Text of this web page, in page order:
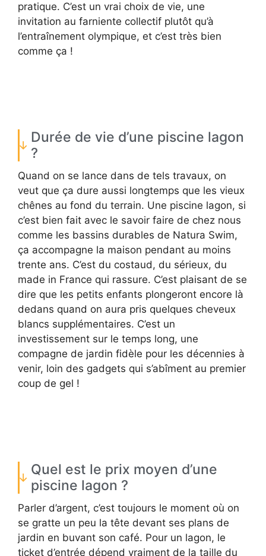
pratique. C’est un vrai choix de vie, une
invitation au farniente collectif plutôt qu’à
l’entraînement olympique, et c’est très bien
comme ça !
Durée de vie d’une piscine lagon
?
Quand on se lance dans de tels travaux, on
veut que ça dure aussi longtemps que les vieux
chênes au fond du terrain. Une piscine lagon, si
c’est bien fait avec le savoir faire de chez nous
comme les bassins durables de Natura Swim,
ça accompagne la maison pendant au moins
trente ans. C’est du costaud, du sérieux, du
made in France qui rassure. C’est plaisant de se
dire que les petits enfants plongeront encore là
dedans quand on aura pris quelques cheveux
blancs supplémentaires. C’est un
investissement sur le temps long, une
compagne de jardin fidèle pour les décennies à
venir, loin des gadgets qui s’abîment au premier
coup de gel !
Quel est le prix moyen d’une
piscine lagon ?
Parler d’argent, c’est toujours le moment où on
se gratte un peu la tête devant ses plans de
jardin en buvant son café. Pour un lagon, le
ticket d’entrée dépend vraiment de la taille du